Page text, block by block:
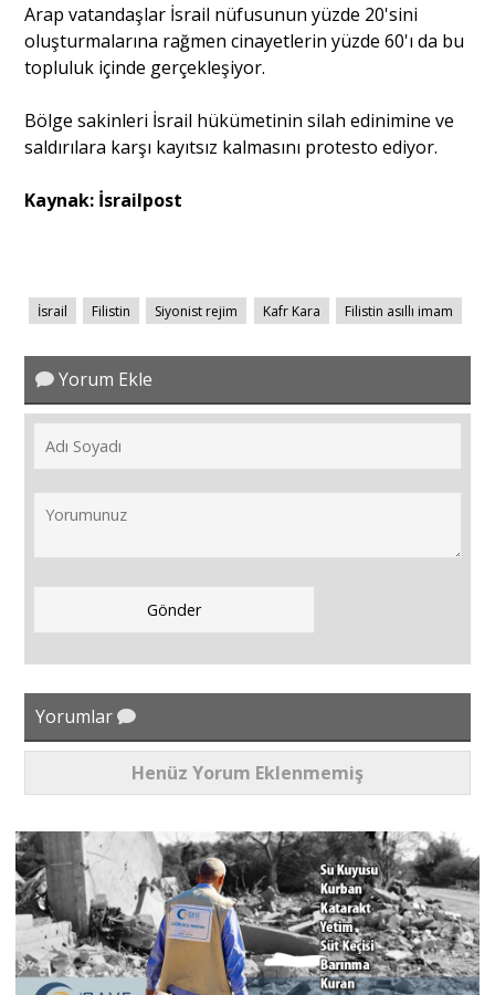
Arap vatandaşlar İsrail nüfusunun yüzde 20'sini
oluşturmalarına rağmen cinayetlerin yüzde 60'ı da bu
topluluk içinde gerçekleşiyor.
Bölge sakinleri İsrail hükümetinin silah edinimine ve
saldırılara karşı kayıtsız kalmasını protesto ediyor.
Kaynak: İsrailpost
İsrail Filistin Siyonist rejim Kafr Kara Filistin asıllı imam
Yorum Ekle
Yorumlar
Henüz Yorum Eklenmemiş